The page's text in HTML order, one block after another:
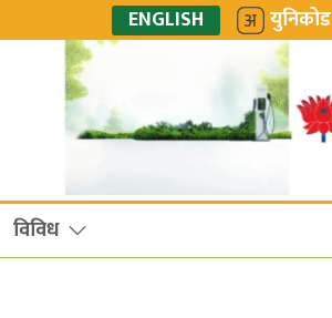
ENGLISH युनिकोड
विविध